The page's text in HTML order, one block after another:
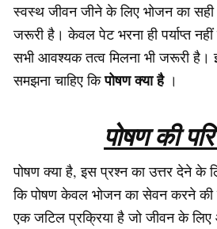
स्वस्थ जीवन जीने के लिए भोजन का
जरूरी है। केवल पेट भरना ही पर्याप्त नहीं
सभी आवश्यक तत्व मिलना भी जरूरी है।
समझना चाहिए किपोषण क्या है ।
पोषण की
पोषण क्या है, इस प्रश्न का उत्तर देने के
कि पोषण केवल भोजन का सेवन करने की
एक जटिल प्रक्रिया है जो जीवन के लिए